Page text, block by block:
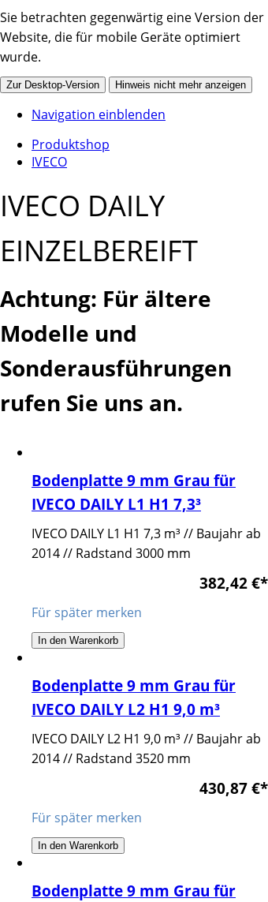
Sie betrachten gegenwärtig eine Version der
Website, die für mobile Geräte optimiert
wurde.
Zur Desktop-Version Hinweis nicht mehr anzeigen
Navigation einblenden
Produktshop
IVECO
IVECO DAILY
EINZELBEREIFT
Achtung: Für ältere
Modelle und
Sonderausführungen
rufen Sie uns an.
Bodenplatte 9 mm Grau für
IVECO DAILY L1 H1 7,3³
IVECO DAILY L1 H1 7,3 m³ // Baujahr ab
2014 // Radstand 3000 mm
382,42 €*
Für später merken
In den Warenkorb
Bodenplatte 9 mm Grau für
IVECO DAILY L2 H1 9,0 m³
IVECO DAILY L2 H1 9,0 m³ // Baujahr ab
2014 // Radstand 3520 mm
430,87 €*
Für später merken
In den Warenkorb
Bodenplatte 9 mm Grau für